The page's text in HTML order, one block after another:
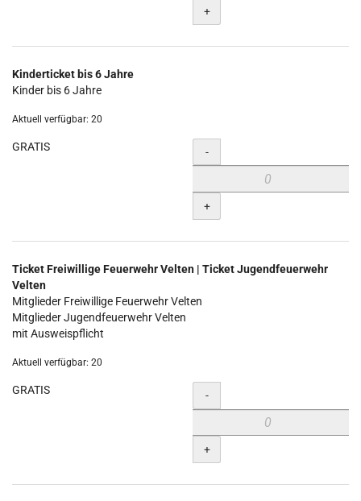
+
Kinderticket bis 6 Jahre
Kinder bis 6 Jahre
Aktuell verfügbar: 20
GRATIS Menge
-
+
Ticket Freiwillige Feuerwehr Velten | Ticket Jugendfeuerwehr
Velten
Mitglieder Freiwillige Feuerwehr Velten
Mitglieder Jugendfeuerwehr Velten
mit Ausweispflicht
Aktuell verfügbar: 20
GRATIS Menge
-
+